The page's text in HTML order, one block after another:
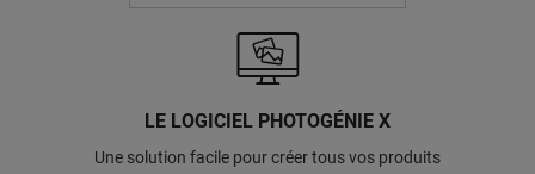
LE LOGICIEL PHOTOGÉNIE X
Une solution facile pour créer tous vos produits